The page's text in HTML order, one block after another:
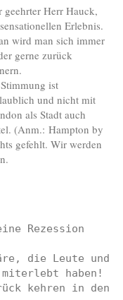
geehrter Herr Hauck,
Erlebnis.
wird man sich immer
gerne zurück
ist
und nicht mit
als Stadt auch
(Anm.: Hampton by
gefehlt. Wir werden
Rezession
die Leute und
miterlebt haben!
kehren in den